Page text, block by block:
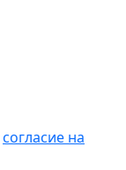
согласие на